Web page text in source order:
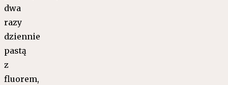
dwa
razy
dziennie
pastą
z
fluorem,